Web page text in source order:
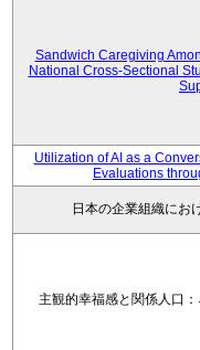
Sandwich Caregiving
National Cross-Sectional
Utilization of AI as a
Evaluations
日本の企業組織にお
主観的幸福感と関係人口